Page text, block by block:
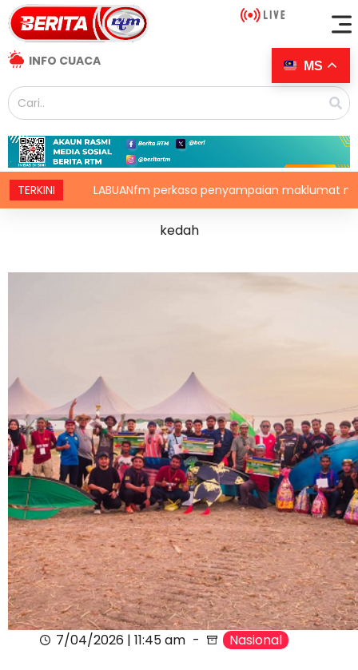
INFO CUACA
TERKINI
perkasa penyampaian maklumat menerusi siaran luar RDL
kedah
7/04/2026 | 11:45 am Nasional
MS